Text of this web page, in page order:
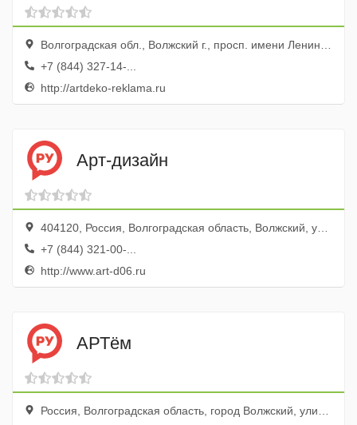
Волгоградская обл., Волжский г., просп. имени Ленина, 78, Офис 2
+7 (844) 327-14-...
http://artdeko-reklama.ru
Арт-дизайн
404120, Россия, Волгоградская область, Волжский, улица имени Генерала Карбышева, 76
+7 (844) 321-00-...
http://www.art-d06.ru
АРТём
Россия, Волгоградская область, город Волжский, улица Пушкина, 76